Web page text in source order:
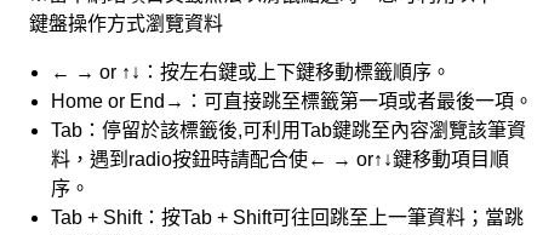
鍵盤操作方式瀏覽資料
← → or ↑↓：按左右鍵或上下鍵移動標籤順序。
Home or End→：可直接跳至標籤第一項或者最後一項。
Tab：停留於該標籤後,可利用Tab鍵跳至內容瀏覽該筆資
料，遇到radio按鈕時請配合使← → or↑↓鍵移動項目順
序。
Tab + Shift：按Tab + Shift可往回跳至上一筆資料；當跳